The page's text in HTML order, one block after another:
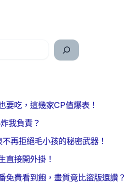
要吃，這幾家CP值爆表！
我負責？
再拒絕毛小孩的秘密武器！
直接開外掛！
免費看到飽，畫質竟比盜版還讚？